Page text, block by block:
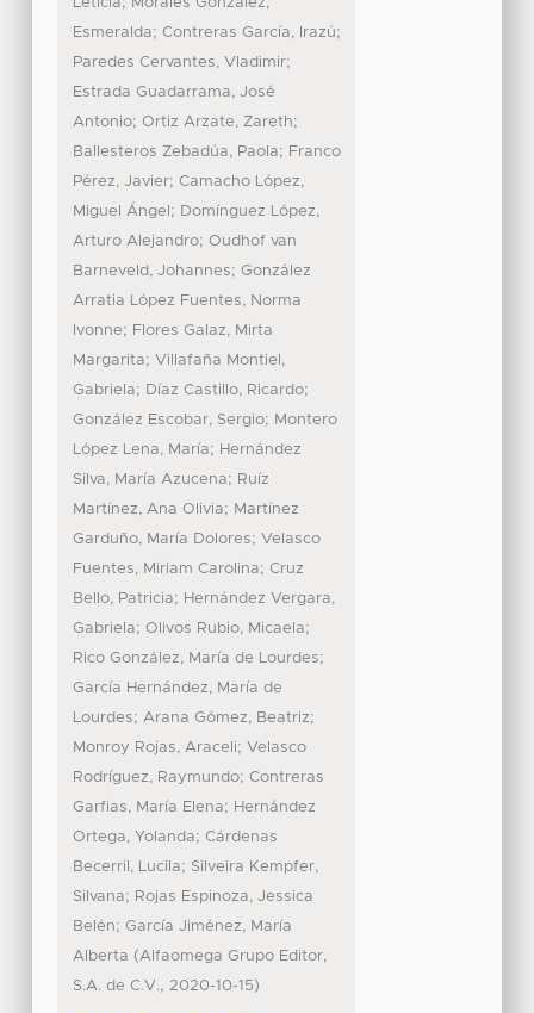
Esmeralda; Contreras García, Irazú;
Paredes Cervantes, Vladimir;
Estrada Guadarrama, José
Antonio; Ortiz Arzate, Zareth;
Ballesteros Zebadúa, Paola; Franco
Pérez, Javier; Camacho López,
Miguel Ángel ; Domínguez López,
Arturo Alejandro; Oudhof van
Barneveld, Johannes; González
Arratia López Fuentes, Norma
Ivonne; Flores Galaz, Mirta
Margarita; Villafaña Montiel,
Gabriela; Díaz Castillo, Ricardo;
González Escobar, Sergio; Montero
López Lena, María; Hernández
Silva, María Azucena; Ruíz
Martínez, Ana Olivia; Martínez
Garduño, María Dolores; Velasco
Fuentes, Miriam Carolina; Cruz
Bello, Patricia; Hernández Vergara,
Gabriela; Olivos Rubio, Micaela;
Rico González, María de Lourdes;
García Hernández, María de
Lourdes; Arana Gómez, Beatriz;
Monroy Rojas, Araceli; Velasco
Rodríguez, Raymundo; Contreras
Garfias, María Elena; Hernández
Ortega, Yolanda; Cárdenas
Becerril, Lucila; Silveira Kempfer,
Silvana; Rojas Espinoza, Jessica
Belén; García Jiménez, María
Alberta (Alfaomega Grupo Editor,
S.A. de C.V., 2020-10-15)